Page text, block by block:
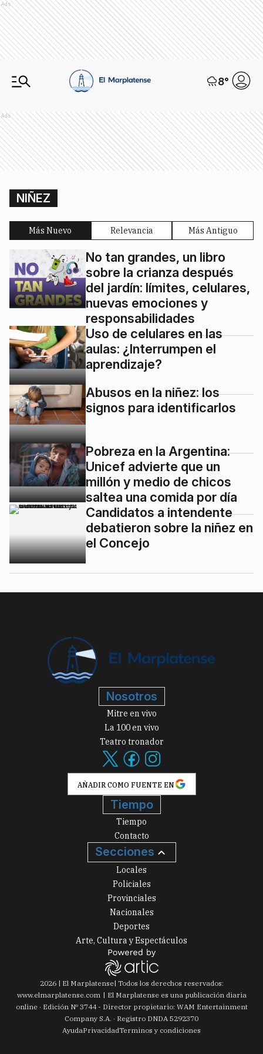
Ads
8°
Ads
NIÑEZ
Más Nuevo Relevancia Más Antiguo
No tan grandes, un libro
sobre la crianza después
del jardín: límites, celulares,
nuevas emociones y
responsabilidades
Uso de celulares en las
aulas: ¿Interrumpen el
aprendizaje?
Abusos en la niñez: los
signos para identificarlos
Pobreza en la Argentina:
Unicef advierte que un
millón y medio de chicos
saltea una comida por día
Candidatos a intendente
debatieron sobre la niñez en
el Concejo
Nosotros
Mitre en vivo
La 100 en vivo
Teatro tronador
AÑADIR COMO FUENTE EN
Tiempo
Tiempo
Contacto
Secciones
Locales
Policiales
Provinciales
Nacionales
Deportes
Arte, Cultura y Espectáculos
2026| El Marplatense| Todos los derechos reservados:
www.elmarplatense.com
El Marplatense es una publicación diaria
online · Edición Nº 3744- Director propietario: WAM Entertainment
Company S.A. · Registro DNDA 5292370
AyudaPrivacidadTerminos y condiciones